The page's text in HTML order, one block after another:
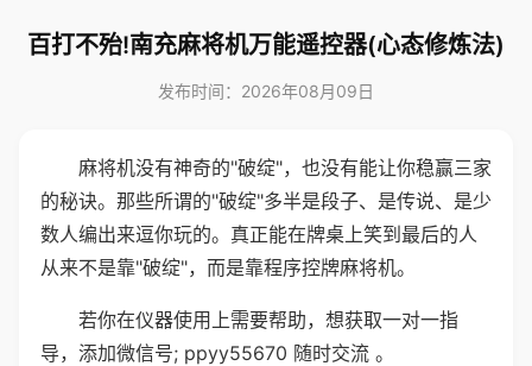
百打不殆!南充麻将机万能遥控器(心态修炼法)
发布时间：2026年08月09日
麻将机没有神奇的"破绽"，也没有能让你稳赢三家
的秘诀。那些所谓的"破绽"多半是段子、是传说、是少
数人编出来逗你玩的。真正能在牌桌上笑到最后的人
从来不是靠"破绽"，而是靠程序控牌麻将机。
若你在仪器使用上需要帮助，想获取一对一指
导，添加微信号; ppyy55670 随时交流 。